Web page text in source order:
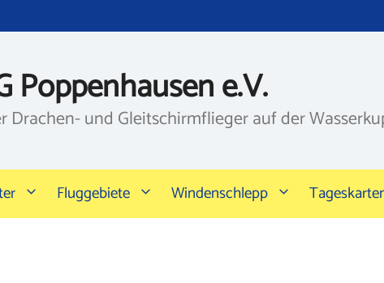
Poppenhausen e.V.
Drachen- und Gleitschirmflieger auf der
Fluggebiete Windenschlepp